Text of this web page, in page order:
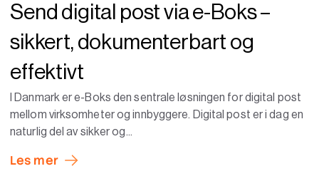
Send digital post via e-Boks –
sikkert, dokumenterbart og
effektivt
I Danmark er e-Boks den sentrale løsningen for digital post
mellom virksomheter og innbyggere. Digital post er i dag en
naturlig del av sikker og...
Les mer